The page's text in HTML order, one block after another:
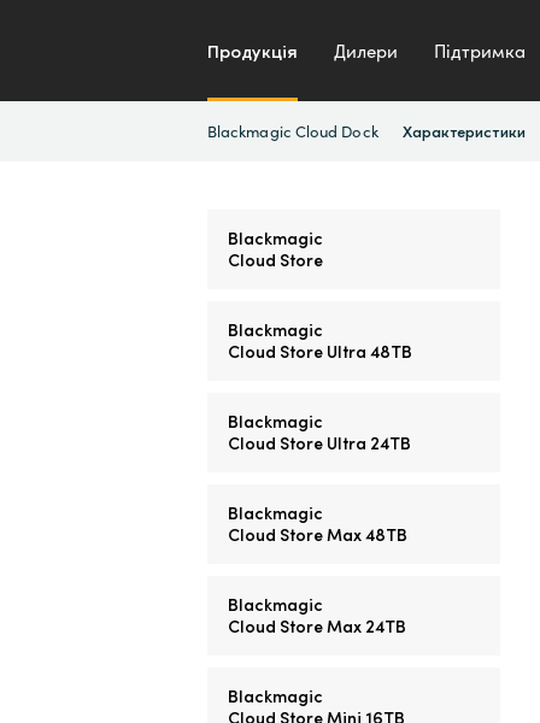
Продукція Дилери Підтримка
Blackmagic Cloud Dock Характеристики
Blackmagic
Cloud Store
Blackmagic
Cloud Store Ultra 48TB
Blackmagic
Cloud Store Ultra 24TB
Blackmagic
Cloud Store Max 48TB
Blackmagic
Cloud Store Max 24TB
Blackmagic
Cloud Store Mini 16TB